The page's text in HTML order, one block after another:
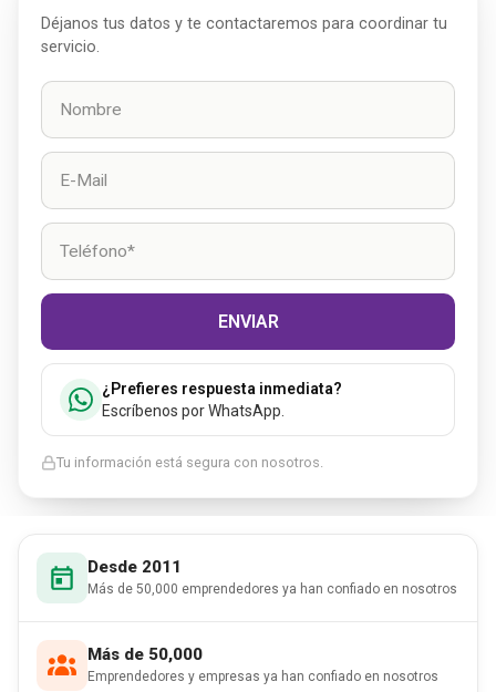
Déjanos tus datos y te contactaremos para coordinar tu
servicio.
¿Prefieres respuesta inmediata?
Escríbenos por WhatsApp.
Tu información está segura con nosotros.
Desde 2011
Más de 50,000 emprendedores ya han confiado en nosotros
Más de 50,000
Emprendedores y empresas ya han confiado en nosotros